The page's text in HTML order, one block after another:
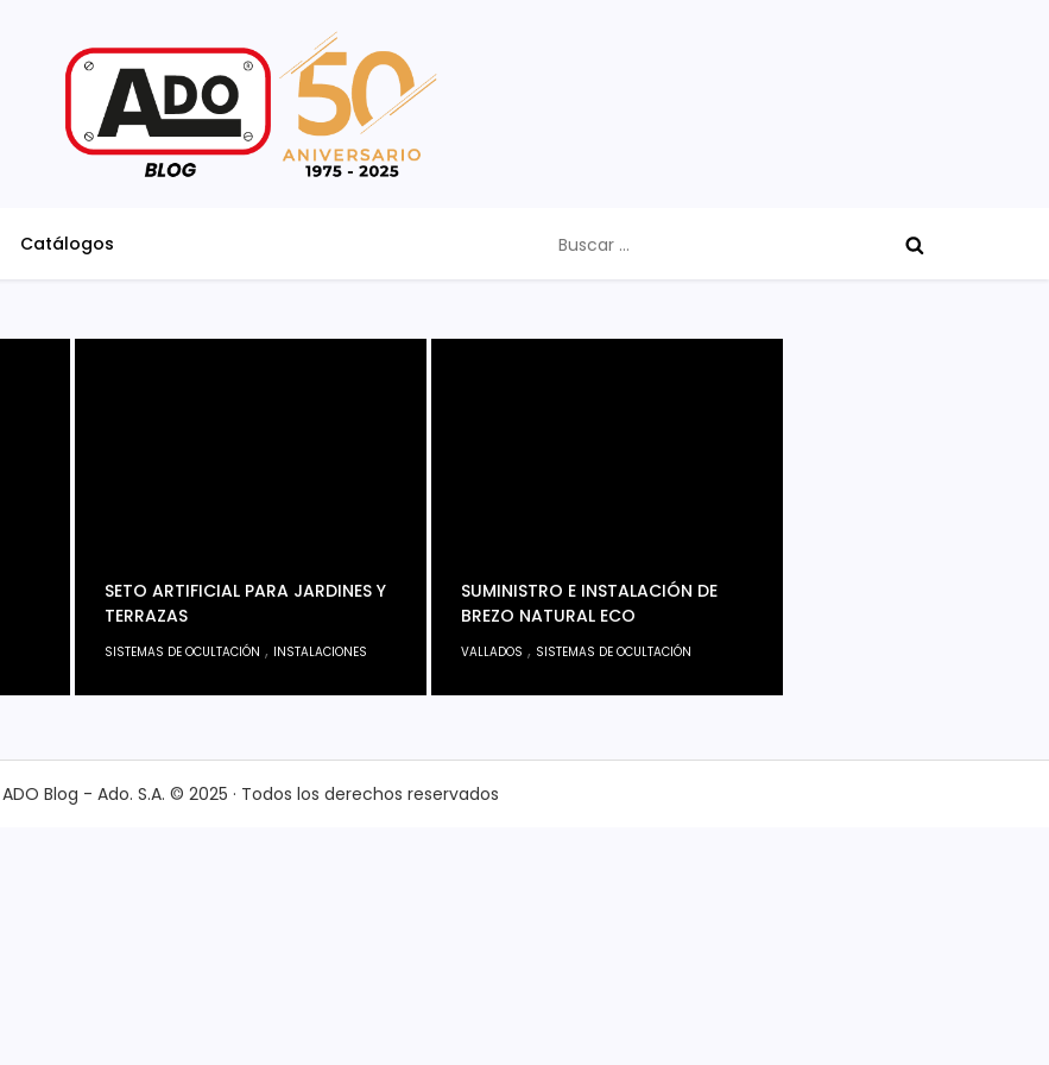
Catálogos
SETO ARTIFICIAL PARA JARDINES Y
TERRAZAS
SISTEMAS DE OCULTACIÓN , INSTALACIONES
SUMINISTRO E INSTALACIÓN DE
BREZO NATURAL ECO
VALLADOS , SISTEMAS DE OCULTACIÓN
ADO Blog - Ado. S.A. © 2025 · Todos los derechos reservados